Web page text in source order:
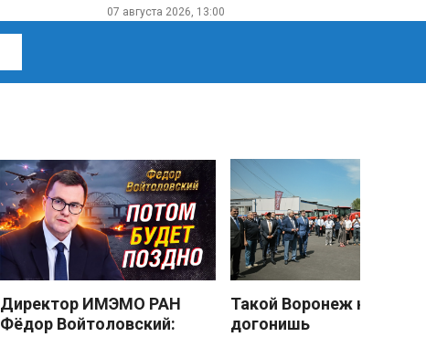
07 августа 2026, 13:00
Директор ИМЭМО РАН
Фёдор Войтоловский:
Такой Воронеж не
догонишь